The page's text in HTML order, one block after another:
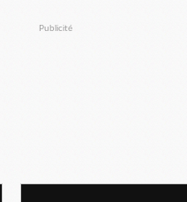
Publicité